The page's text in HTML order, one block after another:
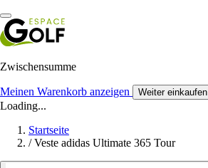
Zwischensumme
Meinen Warenkorb anzeigen Weiter einkaufen
Loading...
Startseite
/ Veste adidas Ultimate 365 Tour